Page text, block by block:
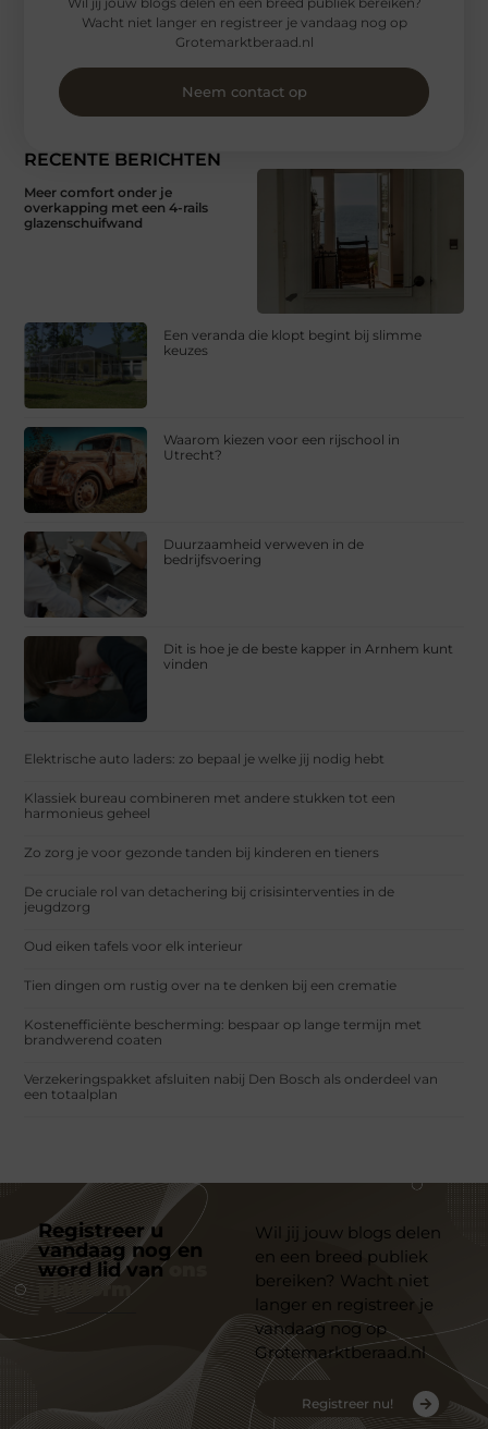
RECENTE BERICHTEN
Meer comfort onder je
overkapping met een 4-rails
glazenschuifwand
Een veranda die klopt begint bij slimme
keuzes
Waarom kiezen voor een rijschool in
Utrecht?
Duurzaamheid verweven in de
bedrijfsvoering
Dit is hoe je de beste kapper in Arnhem kunt
vinden
Elektrische auto laders: zo bepaal je welke jij nodig hebt
Klassiek bureau combineren met andere stukken tot een
harmonieus geheel
Zo zorg je voor gezonde tanden bij kinderen en tieners
De cruciale rol van detachering bij crisisinterventies in de
jeugdzorg
Oud eiken tafels voor elk interieur
Tien dingen om rustig over na te denken bij een crematie
Kostenefficiënte bescherming: bespaar op lange termijn met
brandwerend coaten
Verzekeringspakket afsluiten nabij Den Bosch als onderdeel van
een totaalplan
Wacht niet langer en registreer je vandaag nog op
Grotemarktberaad.nl
Neem contact op
Registreer u
vandaag nog en
word lid van
platform
Wil jij jouw blogs delen
en een breed publiek
bereiken? Wacht niet
langer en registreer je
vandaag nog op
Grotemarktberaad.nl
Registreer nu!